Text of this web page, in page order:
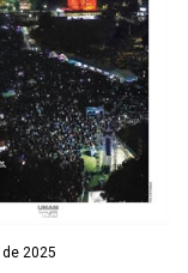
2025